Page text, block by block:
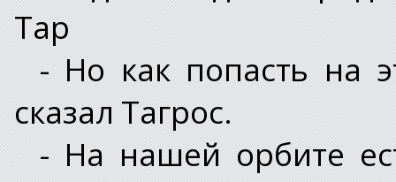
Тар
- Но как попасть на
сказал Тагрос.
- На нашей орбите